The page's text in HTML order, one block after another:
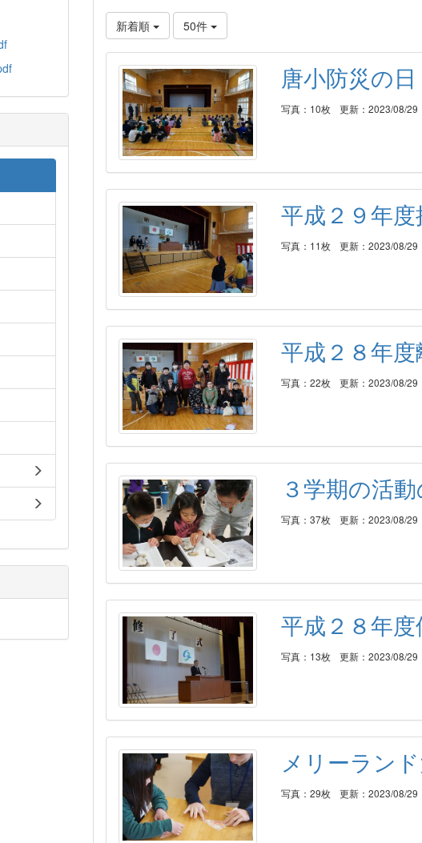
新着順 50件
唐小防災の日
写真：10枚 更新：2023/08/29
平成２９年
写真：11枚 更新：2023/08/29
平成２８年
写真：22枚 更新：2023/08/29
３学期の活
写真：37枚 更新：2023/08/29
平成２８年
写真：13枚 更新：2023/08/29
メリーラン
写真：29枚 更新：2023/08/29